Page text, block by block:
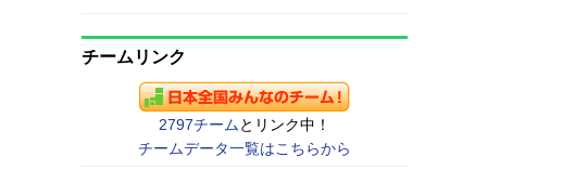
チームリンク
2797チーム とリンク中！
チームデータ一覧はこちらから